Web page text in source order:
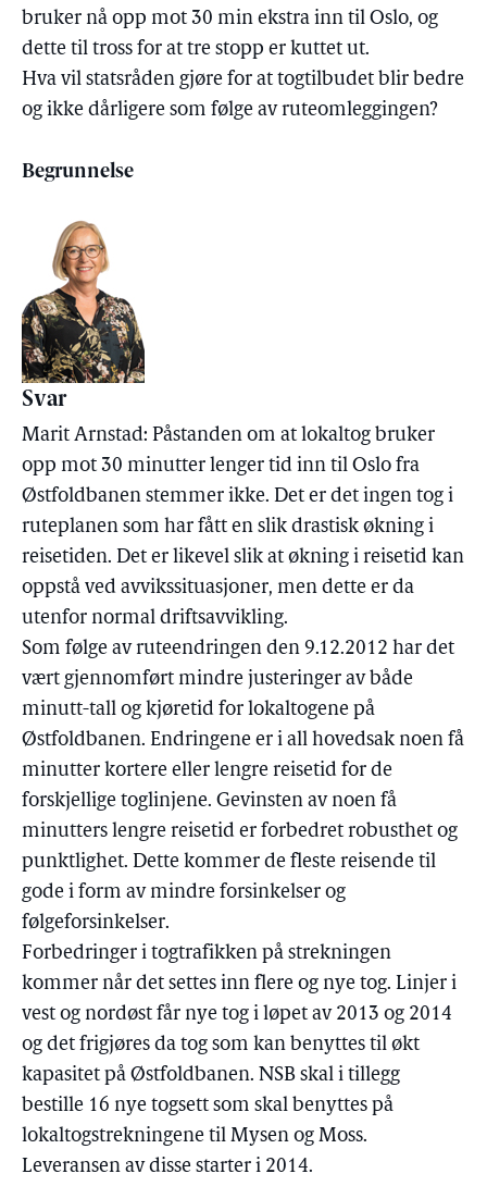
bruker nå opp mot 30 min ekstra inn til Oslo, og
dette til tross for at tre stopp er kuttet ut.
Hva vil statsråden gjøre for at togtilbudet blir bedre
og ikke dårligere som følge av ruteomleggingen?
Begrunnelse
Svar
Marit Arnstad: Påstanden om at lokaltog bruker
opp mot 30 minutter lenger tid inn til Oslo fra
Østfoldbanen stemmer ikke. Det er det ingen tog i
ruteplanen som har fått en slik drastisk økning i
reisetiden. Det er likevel slik at økning i reisetid kan
oppstå ved avvikssituasjoner, men dette er da
utenfor normal driftsavvikling.
Som følge av ruteendringen den 9.12.2012 har det
vært gjennomført mindre justeringer av både
minutt-tall og kjøretid for lokaltogene på
Østfoldbanen. Endringene er i all hovedsak noen få
minutter kortere eller lengre reisetid for de
forskjellige toglinjene. Gevinsten av noen få
minutters lengre reisetid er forbedret robusthet og
punktlighet. Dette kommer de fleste reisende til
gode i form av mindre forsinkelser og
følgeforsinkelser.
Forbedringer i togtrafikken på strekningen
kommer når det settes inn flere og nye tog. Linjer i
vest og nordøst får nye tog i løpet av 2013 og 2014
og det frigjøres da tog som kan benyttes til økt
kapasitet på Østfoldbanen. NSB skal i tillegg
bestille 16 nye togsett som skal benyttes på
lokaltogstrekningene til Mysen og Moss.
Leveransen av disse starter i 2014.